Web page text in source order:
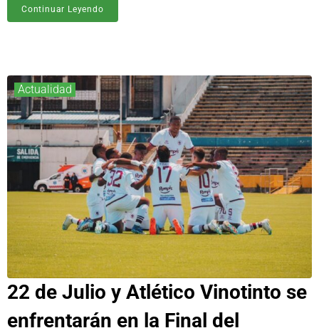
Continuar Leyendo
Actualidad
22 de Julio y Atlético Vinotinto se
enfrentarán en la Final del